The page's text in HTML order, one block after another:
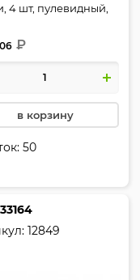
4 шт, пулевидный,
упаковка блистер,
Crown, WB-
06 ₽
в корзину
50
33164
12849